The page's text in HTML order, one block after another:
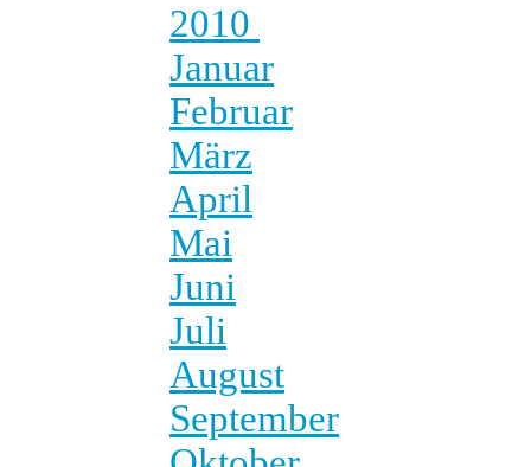
2010
Januar
Februar
März
April
Mai
Juni
Juli
August
September